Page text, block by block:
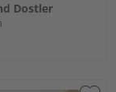
Dostler